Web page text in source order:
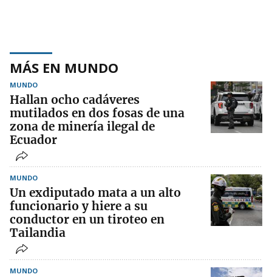
MÁS EN MUNDO
MUNDO
Hallan ocho cadáveres
mutilados en dos fosas de una
zona de minería ilegal de
Ecuador
MUNDO
Un exdiputado mata a un alto
funcionario y hiere a su
conductor en un tiroteo en
Tailandia
MUNDO